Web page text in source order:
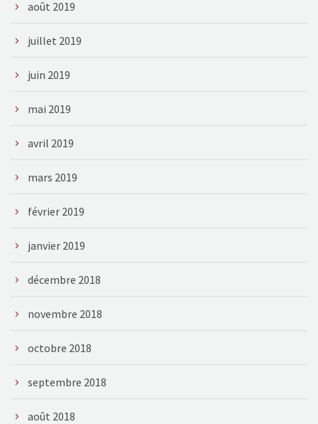
août 2019
juillet 2019
juin 2019
mai 2019
avril 2019
mars 2019
février 2019
janvier 2019
décembre 2018
novembre 2018
octobre 2018
septembre 2018
août 2018